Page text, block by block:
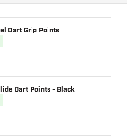
Dart Grip Points
Dart Points - Black